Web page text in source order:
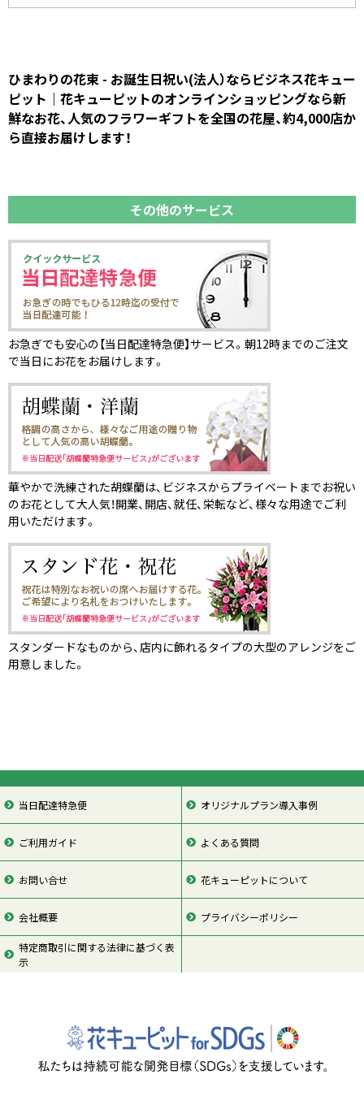
ひまわりの花束 - お誕生日祝い(法人）ならビジネス花キュー
ピット｜花キューピットのオンラインショッピングなら新
鮮なお花、人気のフラワーギフトを全国の花屋、約4,000店か
ら直接お届けします！
その他のサービス
お急ぎでも安心の【当日配達特急便】サービス。朝12時までのご注文
で当日にお花をお届けします。
華やかで洗練された胡蝶蘭は、ビジネスからプライベートまでお祝い
のお花として大人気！開業、開店、就任、栄転など、様々な用途でご利
用いただけます。
スタンダードなものから、店内に飾れるタイプの大型のアレンジをご
用意しました。
当日配達特急便 オリジナルプラン導入事例
ご利用ガイド よくある質問
お問い合せ 花キューピットについて
会社概要 プライバシーポリシー
特定商取引に関する法律に基づく表
示
ページの先頭